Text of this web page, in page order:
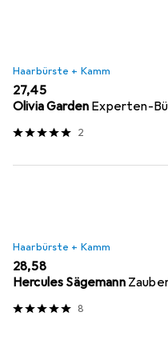
Haarbürste + Kamm
EUR
27,45
Olivia Garden Experten-
2
Haarbürste + Kamm
EUR
28,58
Hercules Sägemann
8